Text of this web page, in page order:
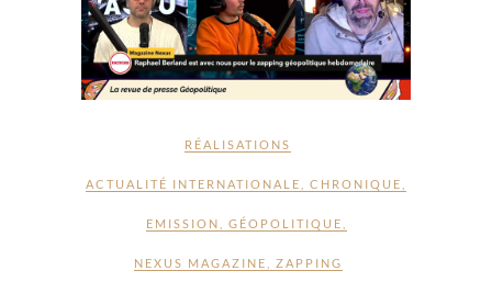
RÉALISATIONS
ACTUALITÉ INTERNATIONALE CHRONIQUE
EMISSION GÉOPOLITIQUE
NEXUS MAGAZINE ZAPPING